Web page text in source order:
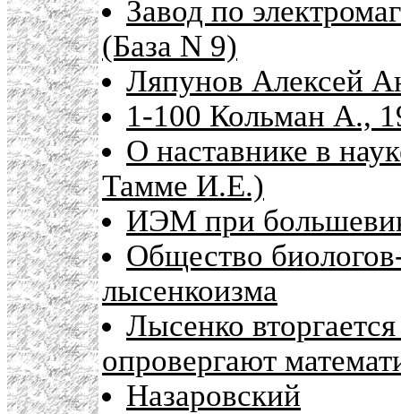
Завод по
(База N 9)
Ляпунов Алексей
1-100 Кольман А.,
О наставнике в
Тамме И.Е.)
ИЭМ при
Общество
лысенкоизма
Лысенко
опровергают
Назаровский